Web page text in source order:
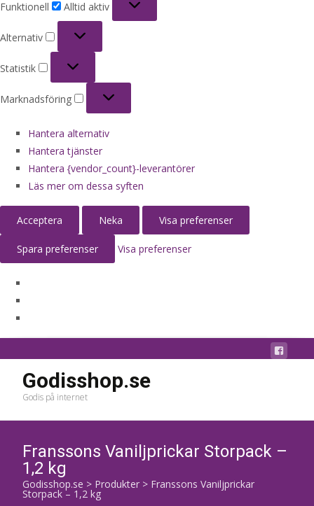
Funktionell
Alltid aktiv
Alternativ
Statistik
Marknadsföring
Hantera alternativ
Hantera tjänster
Hantera {vendor_count}-leverantörer
Läs mer om dessa syften
Acceptera Neka Visa preferenser
Spara preferenser Visa preferenser
Godisshop.se
Godis på internet
Franssons Vaniljprickar Storpack –
1,2 kg
Godisshop.se > Produkter > Franssons Vaniljprickar
Storpack – 1,2 kg